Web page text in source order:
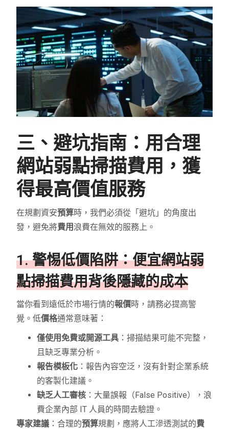
三、避坑指南：用合理
網站弱點掃描費用，獲
得最高價值服務
在規劃資安預算時，我們必須從「避坑」的角度出
發，避免將費用 浪費在無效的服務上。
1. 警惕低價陷阱：便宜網站弱
點掃描費用背後隱藏的成本
當你看到遠低於市場行情的報價時，請務必提高警
覺。低價格通常意味著：
僅使用免費或開源工具 ：掃描結果可能不完整，
且缺乏專業分析。
報告模板化 ：報告內容空泛，沒有針對企業系統
的客製化建議。
缺乏人工審核 ：大量誤報（False Positive），浪
費企業內部 IT 人員的時間去驗證。
專家建議 ：合理的預算規劃，應將人工滲透測試的費